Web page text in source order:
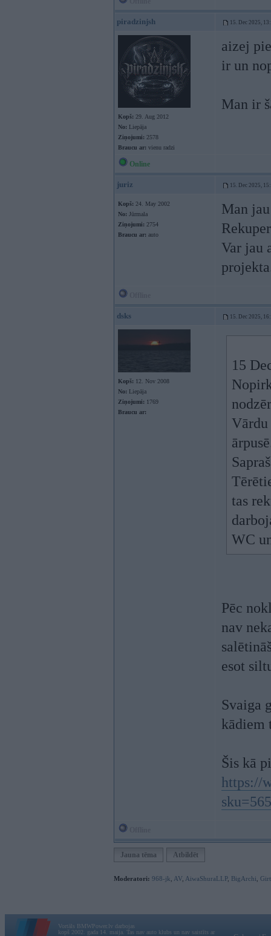
piradzinjsh 15. Dec 2025,
Kopš: 29. Aug 2012
No: Liepāja
Ziņojumi: 2578
Braucu ar: vienu radzi
aizej
ir un
Man ir
Online
juriz 15. Dec 2025,
Kopš: 24. May 2002
No: Jūrmala
Ziņojumi: 2754
Braucu ar: auto
Man
Var jau
dsks 15. Dec 2025,
Kopš: 12. Nov 2008
No: Liepāja
Ziņojumi: 1769
Braucu ar:
15
Vārdu
tas
WC
Pēc
nav
esot
Svaiga
kādiem
Šis kā
https://
Jauna tēma Atbildēt
Moderatori: 968-jk AV AiwaShuraLLP, BigArchi
Vortāls BMWPower.lv darbojas
kopš 2002. gada 14. maija. Tas nav auto klubs un nav saistīts ar